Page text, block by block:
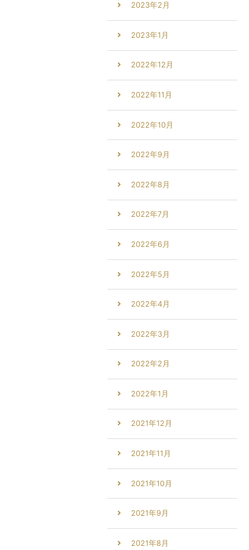
2023年2月
2023年1月
2022年12月
2022年11月
2022年10月
2022年9月
2022年8月
2022年7月
2022年6月
2022年5月
2022年4月
2022年3月
2022年2月
2022年1月
2021年12月
2021年11月
2021年10月
2021年9月
2021年8月